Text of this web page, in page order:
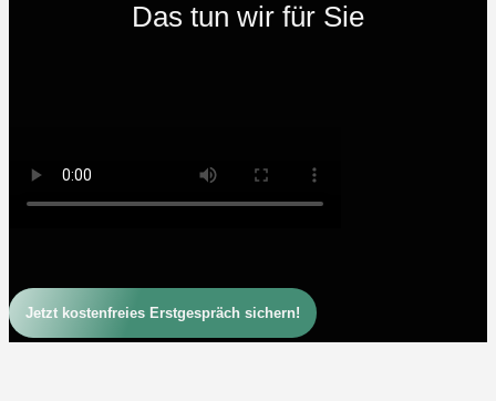
Das tun wir für Sie
Jetzt kostenfreies Erstgespräch sichern!